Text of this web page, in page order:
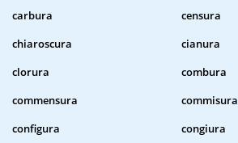
carbura
censura
chiaroscura
cianura
clorura
combura
commensura
commisura
configura
congiura